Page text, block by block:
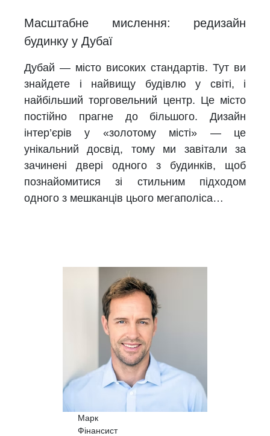
Масштабне мислення: редизайн
будинку у Дубаї
Дубай — місто високих стандартів. Тут ви
знайдете і найвищу будівлю у світі, і
найбільший торговельний центр. Це місто
постійно прагне до більшого. Дизайн
інтер’єрів у «золотому місті» — це
унікальний досвід, тому ми завітали за
зачинені двері одного з будинків, щоб
познайомитися зі стильним підходом
одного з мешканців цього мегаполіса…
Марк
Фінансист